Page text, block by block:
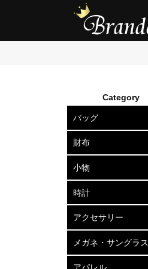
Category
バッグ
ショルダーバッグ
2wayトートバッグ
トートバッグ
ボディバッグ
リュックサック
セカンドバッグ
ビジネスバッグ
アタッシュケース
ハードケース
ボストンバッグ
スーツケース
ビジネスキャリー
財布
長財布
二つ折り財布
三つ折り財布
小銭入れ
小物
カードケース
定期入れ
名刺入れ
キーケース
キーリング
ポーチ
ベルト
マネークリップ
ネクタイピン
カフスボタン
ウォレットチェーン
傘
時計
メンズ腕時計
レディース腕時計
アクセサリー
ピアス
ネックレス
ブレスレット
リング
ヘアアクセサリー
メガネ・サングラス
メガネフレーム
サングラス